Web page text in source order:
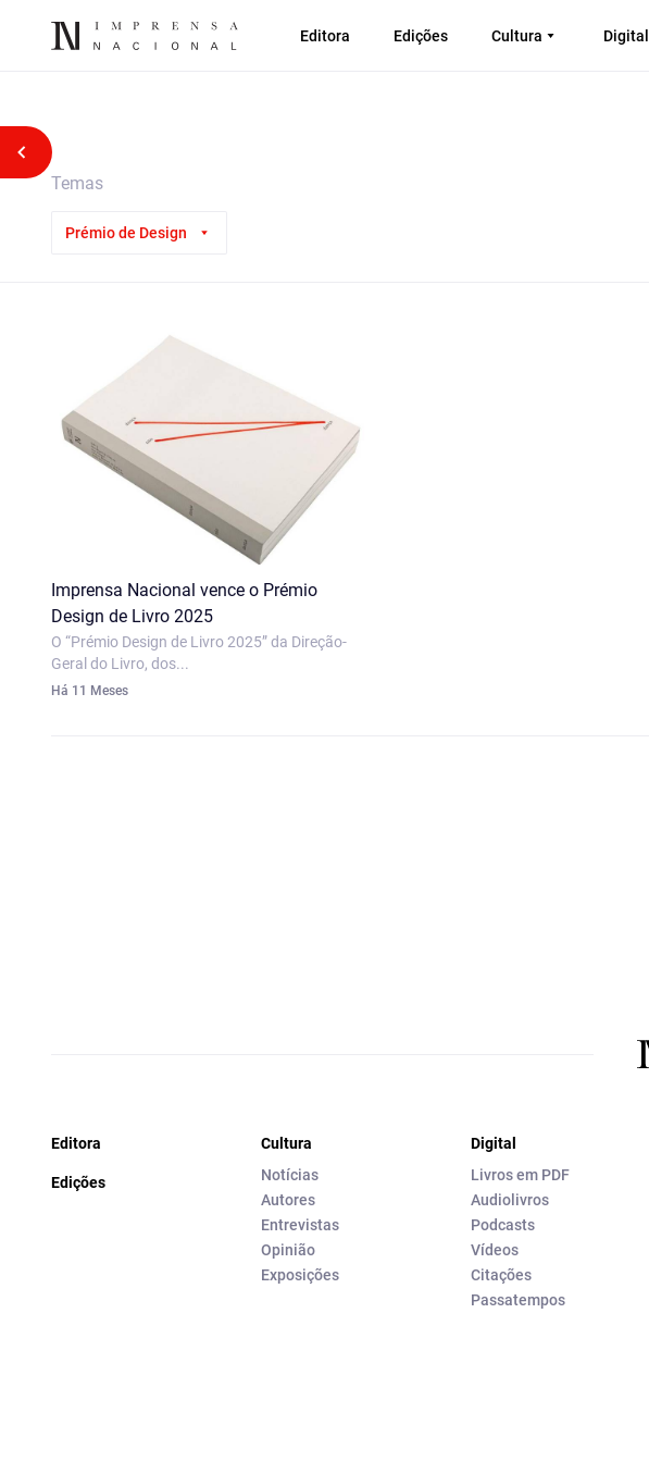
Editora Edições Cultura Digital
Voltar atrás
Temas
Prémio de Design
Imprensa Nacional vence o Prémio
Design de Livro 2025
O “Prémio Design de Livro 2025” da Direção-
Geral do Livro, dos...
Há 11 Meses
Editora
Edições
Cultura
Notícias
Autores
Entrevistas
Opinião
Exposições
Digital
Livros em PDF
Audiolivros
Podcasts
Vídeos
Citações
Passatempos